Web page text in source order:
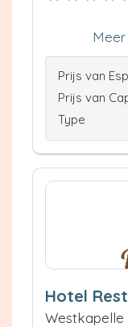
Prijs van
Prijs van
Type
Hotel
Westkapelle